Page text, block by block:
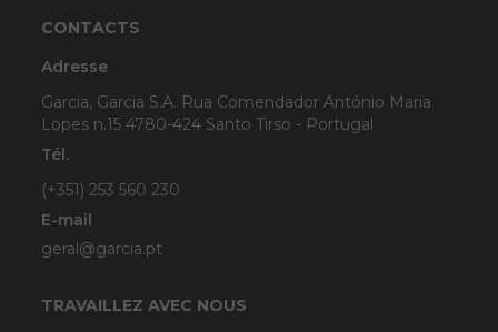
CONTACTS
Adresse
Garcia, Garcia S.A. Rua Comendador António Maria
Lopes n.15 4780-424 Santo Tirso - Portugal
Tél.
(+351) 253 560 230
E-mail
geral@garcia.pt
TRAVAILLEZ AVEC NOUS